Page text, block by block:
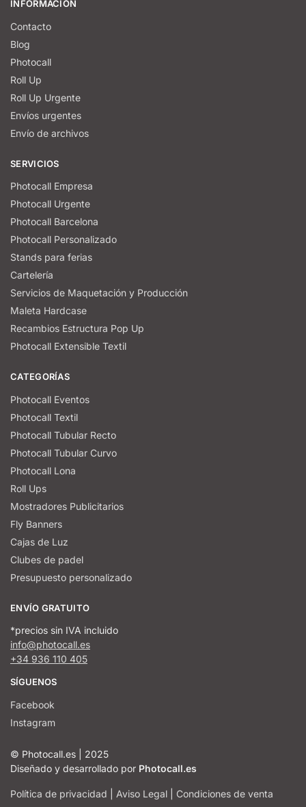
INFORMACIÓN
Contacto
Blog
Photocall
Roll Up
Roll Up Urgente
Envíos urgentes
Envío de archivos
SERVICIOS
Photocall Empresa
Photocall Urgente
Photocall Barcelona
Photocall Personalizado
Stands para ferias
Cartelería
Servicios de Maquetación y Producción
Maleta Hardcase
Recambios Estructura Pop Up
Photocall Extensible Textil
CATEGORÍAS
Photocall Eventos
Photocall Textil
Photocall Tubular Recto
Photocall Tubular Curvo
Photocall Lona
Roll Ups
Mostradores Publicitarios
Fly Banners
Cajas de Luz
Clubes de padel
Presupuesto personalizado
ENVÍO GRATUITO
*precios sin IVA incluido
info@photocall.es
+34 936 110 405
SÍGUENOS
Facebook
Instagram
© Photocall.es | 2025
Diseñado y desarrollado por Photocall.es
Política de privacidad Aviso Legal Condiciones de venta